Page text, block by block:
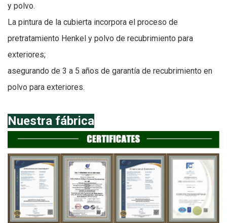
y polvo.
La pintura de la cubierta incorpora el proceso de
pretratamiento Henkel y polvo de recubrimiento para
exteriores;
asegurando de 3 a 5 años de garantía de recubrimiento en
polvo para exteriores.
Nuestra fábrica